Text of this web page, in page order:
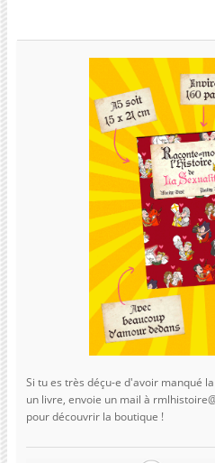
Si tu es très déçu-e d'avoir manqué
un livre, envoie un mail à
pour découvrir la boutique !